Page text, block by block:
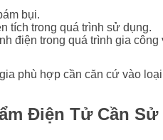
bụi.
tích trong quá trình sử dụng.
điện trong quá trình gia công
phù hợp cần căn cứ vào
Điện Tử Cần